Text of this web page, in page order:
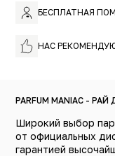
БЕСПЛАТНАЯ
НАС
PARFUM MANIAC -
Широкий выбор
от официальных
гарантией